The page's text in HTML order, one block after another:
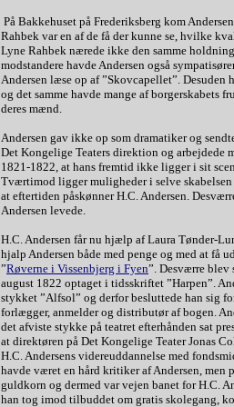
På Bakkehuset på Frederiksberg kom
Rahbek var en af de få der kunne se, hvilke
Lyne Rahbek nærede ikke den samme
modstandere havde Andersen også
Andersen læse op af ”Skovcapellet”.
og det samme havde mange af borgerskabets
deres mænd.
Andersen gav ikke op som dramatiker og
Det Kongelige Teaters direktion og arbejdede
1821-1822, at hans fremtid ikke ligger i sit
Tværtimod ligger muligheder i selve
at eftertiden påskønner H.C. Andersen.
Andersen levede.
H.C. Andersen får nu hjælp af Laura Tønder-
hjalp Andersen både med penge og med at få
”Røverne i Vissenbjerg i Fyen”. Desværre blev
august 1822 optaget i tidsskriftet ”Harpen”.
stykket ”Alfsol” og derfor besluttede han sig
forlægger, anmelder og distributør af bogen.
det afviste stykke på teatret efterhånden sat
at direktøren på Det Kongelige Teater Jonas
H.C. Andersens videreuddannelse med
havde været en hård kritiker af Andersen,
guldkorn og dermed var vejen banet for H.C.
han tog imod tilbuddet om gratis skolegang,